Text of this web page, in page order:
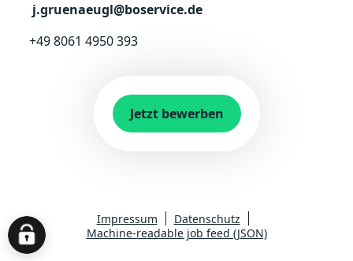
j.gruenaeugl@boservice.de
+49 8061 4950 393
Jetzt bewerben
Impressum
Datenschutz
Machine-readable job feed (JSON)